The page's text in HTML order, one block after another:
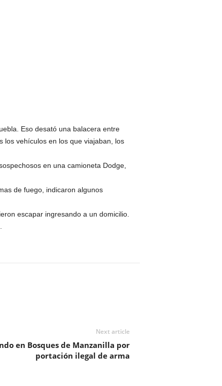
Eso desató una balacera entre
los vehículos en los que viajaban, los
en una camioneta Dodge,
de fuego, indicaron algunos
escapar ingresando a un domicilio.
Next article
en Bosques de Manzanilla por
portación ilegal de arma